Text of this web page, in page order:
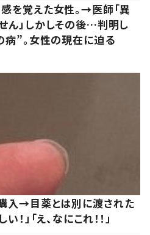
を覚えた女性。→医師「異
ん」しかしその後…判明し
病”。女性の現在に迫る
入→目薬とは別に渡された
」「え、なにこれ！！」